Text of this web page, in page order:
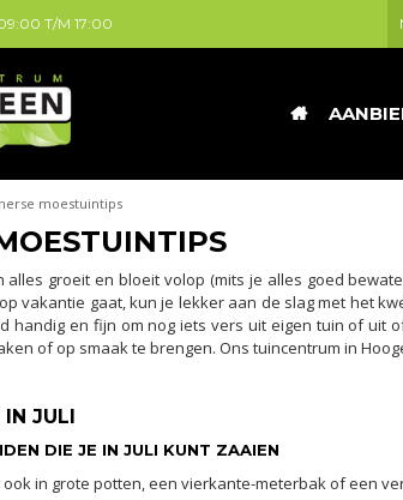
moestuintips
T/M 17:00
alles groeit en bloeit volop (mits je alles goed
vakantie gaat, kun je lekker aan de slag met het
handig en fijn om nog iets vers uit eigen tuin of
of op smaak te brengen. Ons tuincentrum in
IN JULI
DIE JE IN JULI KUNT ZAAIEN
in grote potten, een vierkante-meterbak of een